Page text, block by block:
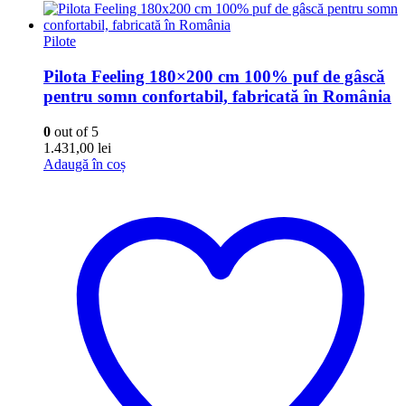
Pilote
Pilota Feeling 180×200 cm 100% puf de gâscă
pentru somn confortabil, fabricată în România
0 out of 5
1.431,00 lei
Adaugă în coș